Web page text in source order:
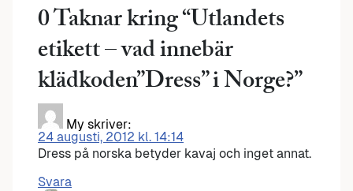
0 Taknar kring “Utlandets
etikett – vad innebär
klädkoden”Dress” i Norge?”
My skriver:
24 augusti, 2012 kl. 14:14
Dress på norska betyder kavaj och inget annat.
Svara